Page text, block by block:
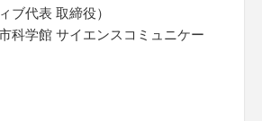
ブ代表 取締役）
科学館 サイエンスコミュニケー